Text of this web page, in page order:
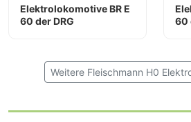
Elektrolokomotive BR E
60 der DRG
60
Weitere Fleischmann H0